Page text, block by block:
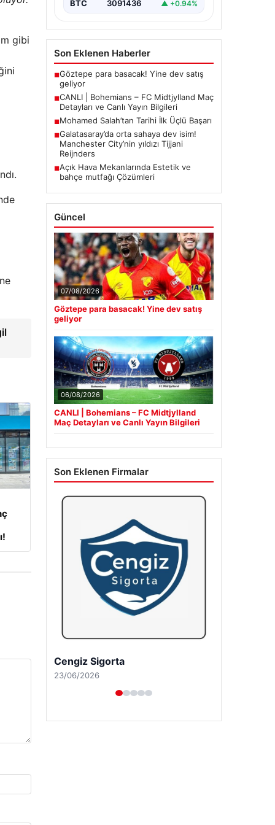
gibi
BTC 3091436 ▲ +0.94%
Son Eklenen Haberler
■Göztepe para basacak! Yine dev satış
geliyor
■CANLI | Bohemians – FC Midtjylland Maç
Detayları ve Canlı Yayın Bilgileri
■Mohamed Salah’tan Tarihi İlk Üçlü Başarı
■Galatasaray’da orta sahaya dev isim!
Manchester City’nin yıldızı Tijjani
Reijnders
■Açık Hava Mekanlarında Estetik ve
bahçe mutfağı Çözümleri
Güncel
07/08/2026
Göztepe para basacak! Yine dev satış
geliyor
06/08/2026
CANLI | Bohemians – FC Midtjylland
Maç Detayları ve Canlı Yayın Bilgileri
Son Eklenen Firmalar
Cengiz Sigorta
23/06/2026